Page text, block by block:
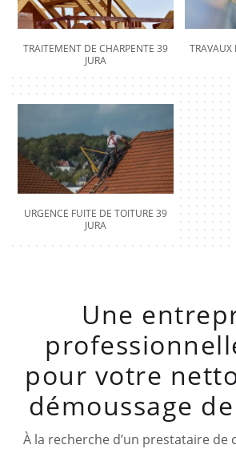
TRAITEMENT DE CHARPENTE 39
JURA
TRAVAUX
URGENCE FUITE DE TOITURE 39
JURA
Une
pour votre
démoussage
À la recherche d’un prestataire de